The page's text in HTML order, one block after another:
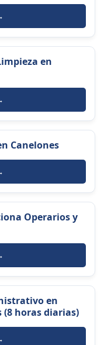
en
Canelones
Operarios y
en
(8 horas diarias)